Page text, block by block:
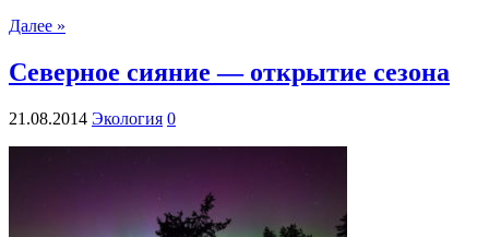
Далее »
Северное сияние — открытие сезона
21.08.2014 Экология 0